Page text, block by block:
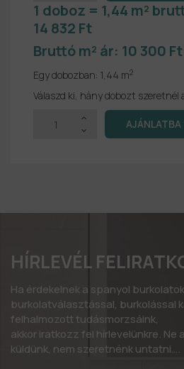
1 doboz = 1,44 m²
14 832 Ft
Bruttó m² ár: 10 300 Ft
Egy dobozban: 1,44 m2
Válaszd ki, hány dobozt szeretnél
HÍRLEVÉL
Ha érdekelnek a spanyol
burkolatválasztással, burkolással
felhalmozott tudásmorzsáink,
akkor iratkozz fel hírlevelünkre. Ne
küldünk, nem szeretnénk untatni….